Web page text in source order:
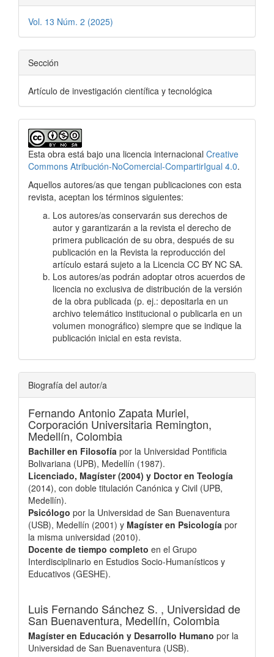
Vol. 13 Núm. 2 (2025)
Sección
Artículo de investigación científica y tecnológica
Esta obra está bajo una licencia internacional Creative
Commons Atribución-NoComercial-CompartirIgual 4.0.
Aquellos autores/as que tengan publicaciones con esta
revista, aceptan los términos siguientes:
Los autores/as conservarán sus derechos de
autor y garantizarán a la revista el derecho de
primera publicación de su obra, después de su
publicación en la Revista la reproducción del
artículo estará sujeto a la Licencia CC BY NC SA.
Los autores/as podrán adoptar otros acuerdos de
licencia no exclusiva de distribución de la versión
de la obra publicada (p. ej.: depositarla en un
archivo telemático institucional o publicarla en un
volumen monográfico) siempre que se indique la
publicación inicial en esta revista.
Biografía del autor/a
Fernando Antonio Zapata Muriel,
Corporación Universitaria Remington,
Medellín, Colombia
Bachiller en Filosofía por la Universidad Pontificia
Bolivariana (UPB), Medellín (1987).
Licenciado, Magíster (2004) y Doctor en Teología
(2014), con doble titulación Canónica y Civil (UPB,
Medellín).
Psicólogo por la Universidad de San Buenaventura
(USB), Medellín (2001) y Magíster en Psicología por
la misma universidad (2010).
Docente de tiempo completo en el Grupo
Interdisciplinario en Estudios Socio-Humanísticos y
Educativos (GESHE).
Luis Fernando Sánchez S. , Universidad de
San Buenaventura, Medellín, Colombia
Magíster en Educación y Desarrollo Humano por la
Universidad de San Buenaventura (USB).